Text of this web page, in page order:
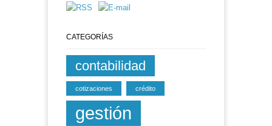
CATEGORÍAS
contabilidad
cotizaciones crédito
gestión